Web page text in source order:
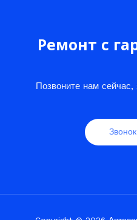
Ремонт с
Позвоните нам сейчас,